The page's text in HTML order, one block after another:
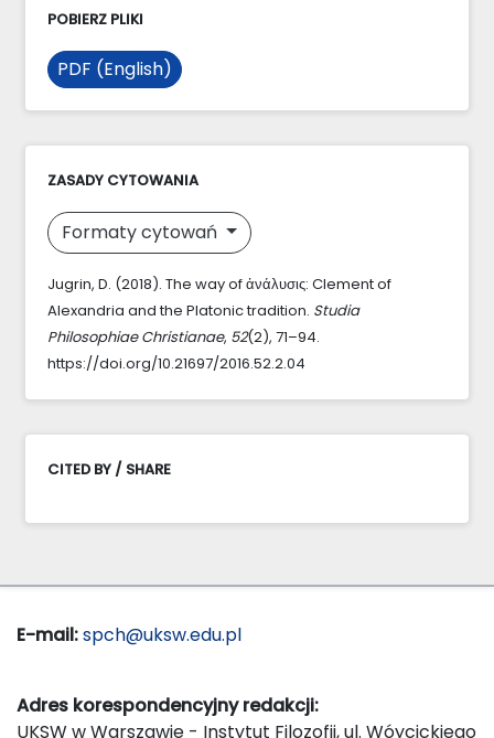
POBIERZ PLIKI
PDF (English)
ZASADY CYTOWANIA
Formaty cytowań
Jugrin, D. (2018). The way of ἀνάλυσις: Clement of
Alexandria and the Platonic tradition. Studia
Philosophiae Christianae, 52(2), 71–94.
https://doi.org/10.21697/2016.52.2.04
CITED BY / SHARE
E-mail:spch@uksw.edu.pl
Adres korespondencyjny redakcji:
UKSW w Warszawie - Instytut Filozofii, ul. Wóycickiego